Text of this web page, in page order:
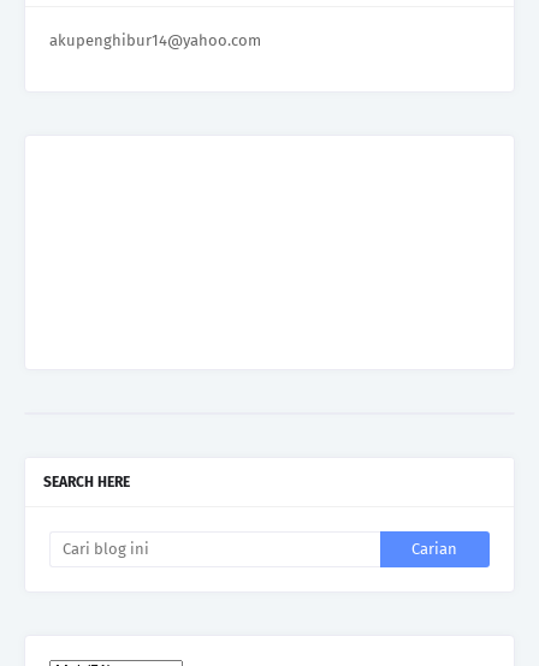
akupenghibur14@yahoo.com
SEARCH HERE